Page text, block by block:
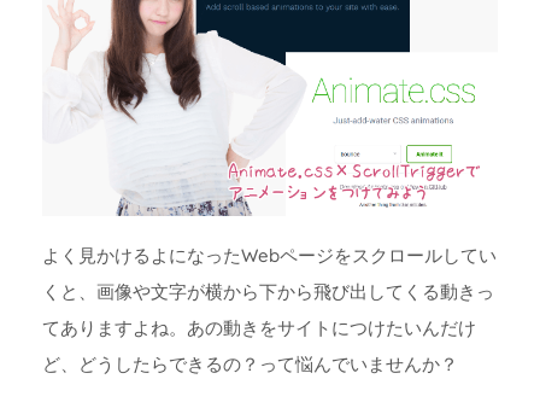
よく見かけるよになったWebページをスクロールしてい
くと、画像や文字が横から下から飛び出してくる動きっ
てありますよね。あの動きをサイトにつけたいんだけ
ど、どうしたらできるの？って悩んでいませんか？